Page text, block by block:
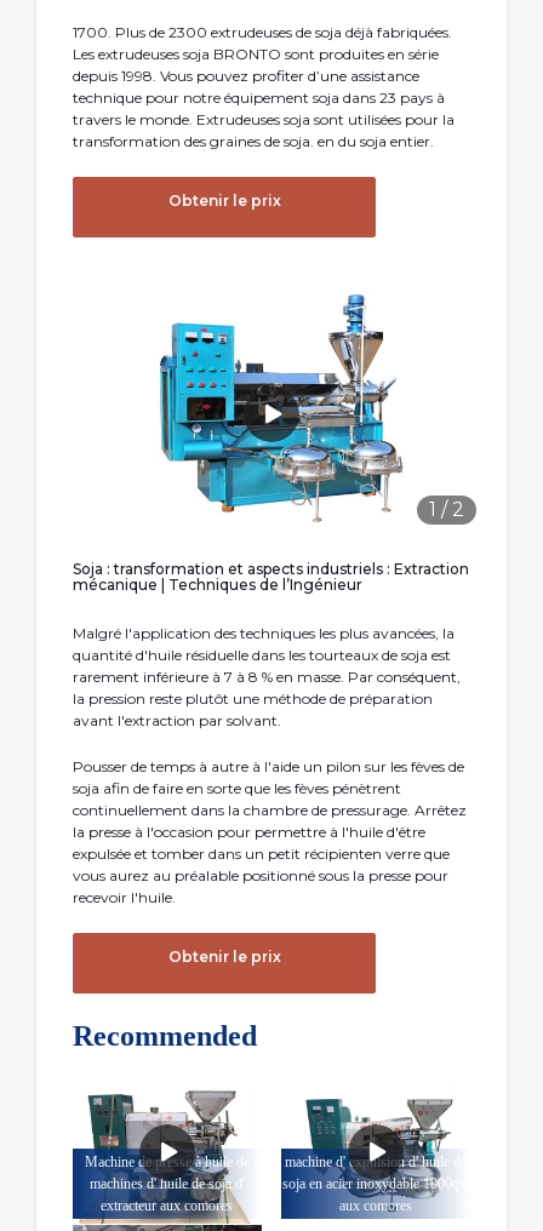
1700. Plus de 2300 extrudeuses de soja déjà fabriquées.
Les extrudeuses soja BRONTO sont produites en série
depuis 1998. Vous pouvez profiter d’une assistance
technique pour notre équipement soja dans 23 pays à
travers le monde. Extrudeuses soja sont utilisées pour la
transformation des graines de soja. en du soja entier.
Obtenir le prix
1 / 2
Soja : transformation et aspects industriels : Extraction
mécanique | Techniques de l’Ingénieur
Malgré l'application des techniques les plus avancées, la
quantité d'huile résiduelle dans les tourteaux de soja est
rarement inférieure à 7 à 8 % en masse. Par conséquent,
la pression reste plutôt une méthode de préparation
avant l'extraction par solvant.
Pousser de temps à autre à l'aide un pilon sur les fèves de
soja afin de faire en sorte que les fèves pénètrent
continuellement dans la chambre de pressurage. Arrêtez
la presse à l'occasion pour permettre à l'huile d'être
expulsée et tomber dans un petit récipienten verre que
vous aurez au préalable positionné sous la presse pour
recevoir l'huile.
Obtenir le prix
Recommended
Machine de presse à huile de
machines d' huile de soja d'
extracteur aux comores
machine d' expulsion d' huile de
soja en acier inoxydable 1900tpd
aux comores